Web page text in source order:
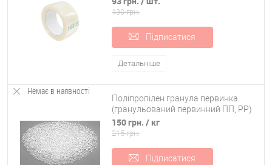
130 грн.
Підписатися
Детальніше
Немає в наявності
Поліпропілен гранула первинка
(гранульований первинний ПП, PP)
прозора (R-00079)
150 грн. / кг
215 грн.
Підписатися